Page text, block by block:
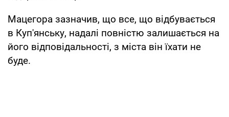
Мацегора зазначив, що все, що відбувається
в Куп'янську, надалі повністю залишається на
його відповідальності, з міста він їхати не
буде.